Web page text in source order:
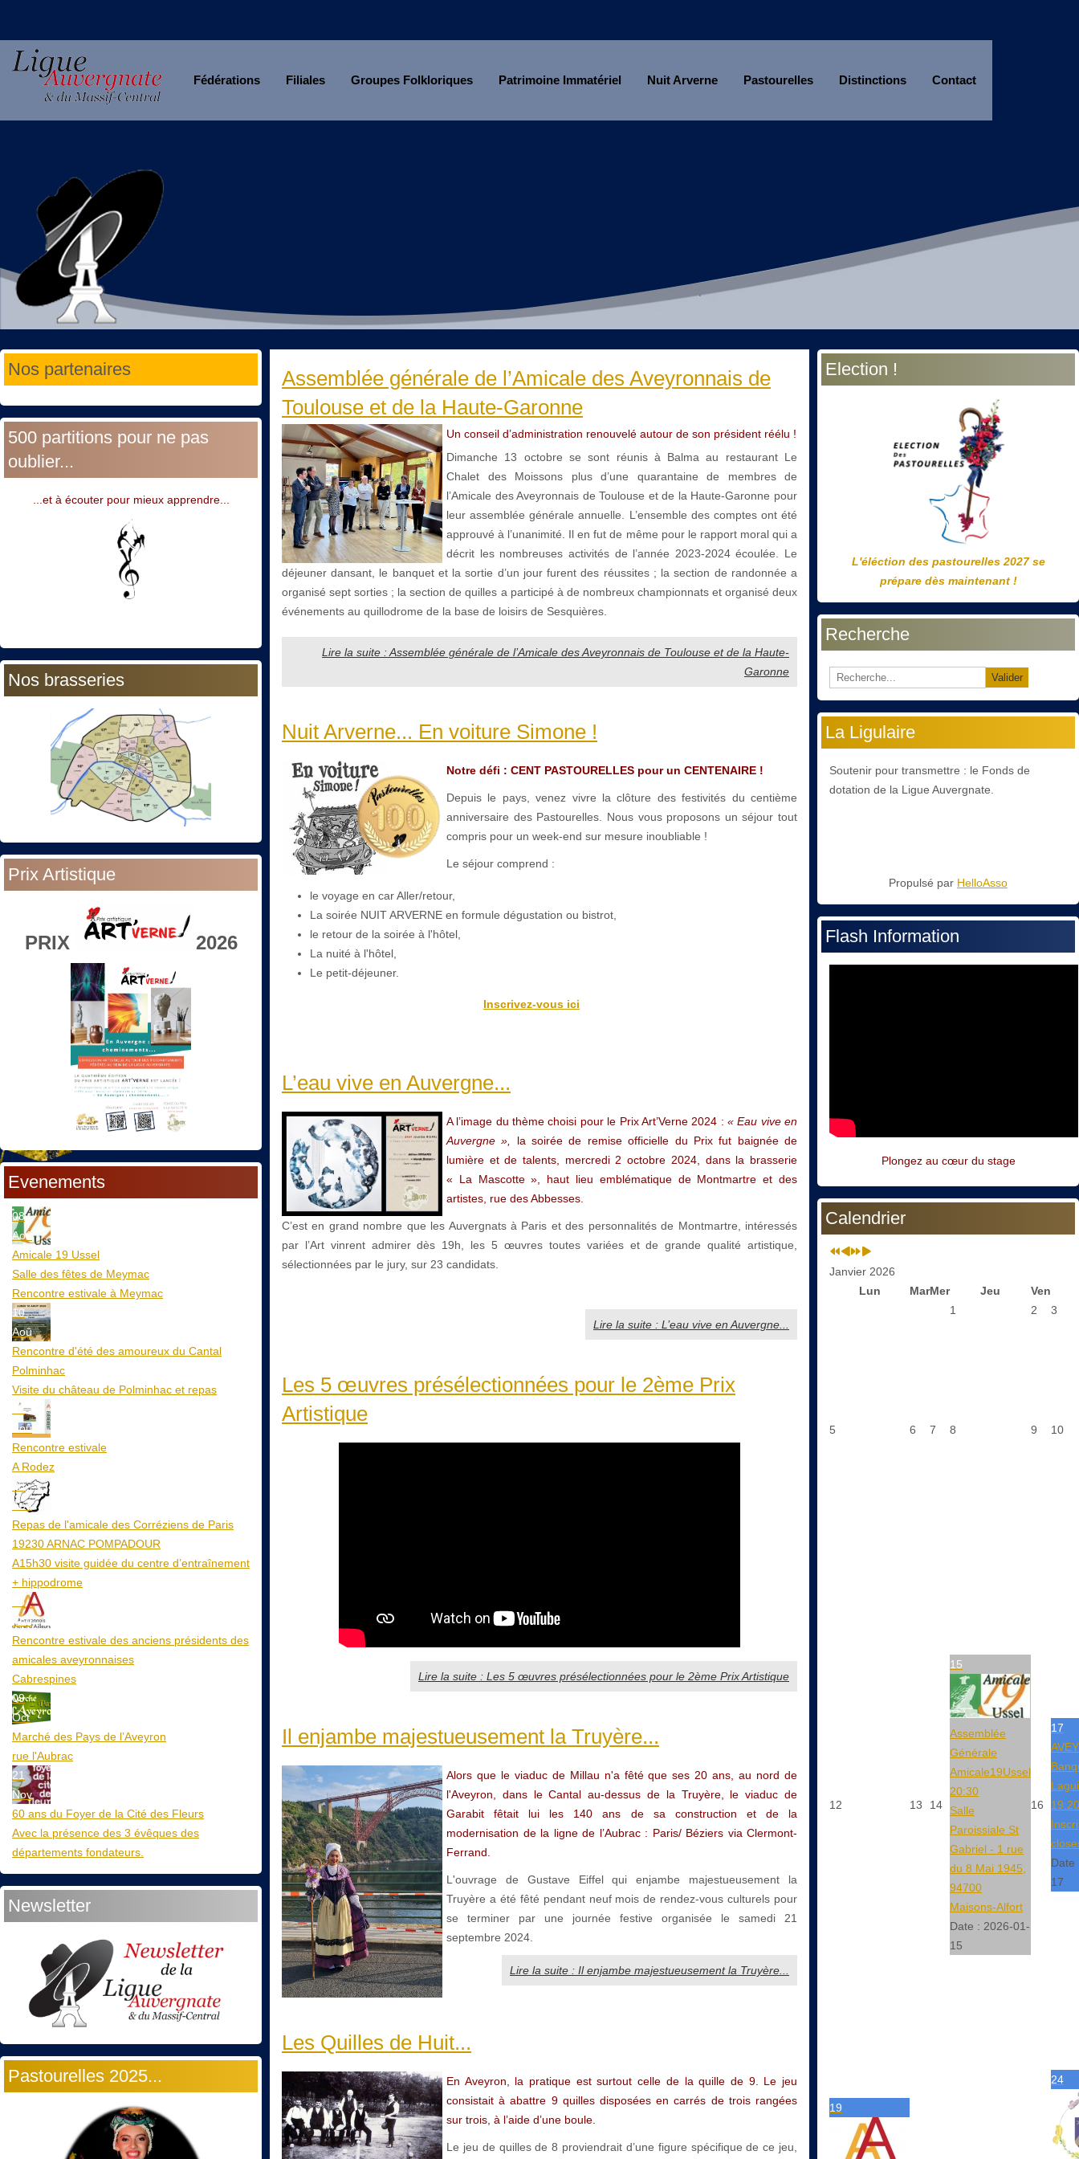
Fédérations Filiales Groupes Folkloriques Patrimoine Immatériel Nuit Arverne Pastourelles Distinctions Contact
Nos partenaires
500 partitions pour ne pas
oublier...
...et à écouter pour mieux apprendre...
Nos brasseries
Prix Artistique
PRIX 2026
Evenements
08
Aoû
Amicale 19 Ussel
Salle des fêtes de Meymac
Rencontre estivale à Meymac
10
Aoû
Rencontre d'été des amoureux du Cantal
Polminhac
Visite du château de Polminhac et repas
12
Aoû
Rencontre estivale
A Rodez
23
Aoû
Repas de l'amicale des Corréziens de Paris
19230 ARNAC POMPADOUR
A15h30 visite guidée du centre d’entraînement
+ hippodrome
25
Aoû
Rencontre estivale des anciens présidents des
amicales aveyronnaises
Cabrespines
09
Oct
Marché des Pays de l’Aveyron
rue l'Aubrac
21
Nov
60 ans du Foyer de la Cité des Fleurs
Avec la présence des 3 évêques des
départements fondateurs.
Newsletter
Pastourelles 2025...
Assemblée générale de l’Amicale des Aveyronnais de
Toulouse et de la Haute-Garonne
Un conseil d’administration renouvelé autour de son président réélu !
Dimanche 13 octobre se sont réunis à Balma au restaurant Le
Chalet des Moissons plus d’une quarantaine de membres de
l’Amicale des Aveyronnais de Toulouse et de la Haute-Garonne pour
leur assemblée générale annuelle. L’ensemble des comptes ont été
approuvé à l’unanimité. Il en fut de même pour le rapport moral qui a
décrit les nombreuses activités de l’année 2023-2024 écoulée. Le
déjeuner dansant, le banquet et la sortie d’un jour furent des réussites ; la section de randonnée a
organisé sept sorties ; la section de quilles a participé à de nombreux championnats et organisé deux
événements au quillodrome de la base de loisirs de Sesquières.
Lire la suite : Assemblée générale de l’Amicale des Aveyronnais de Toulouse et de la Haute-
Garonne
Nuit Arverne... En voiture Simone !
Notre défi : CENT PASTOURELLES pour un CENTENAIRE !
Depuis le pays, venez vivre la clôture des festivités du centième
anniversaire des Pastourelles. Nous vous proposons un séjour tout
compris pour un week-end sur mesure inoubliable !
Le séjour comprend :
le voyage en car Aller/retour,
La soirée NUIT ARVERNE en formule dégustation ou bistrot,
le retour de la soirée à l'hôtel,
La nuité à l'hôtel,
Le petit-déjeuner.
Inscrivez-vous ici
L’eau vive en Auvergne...
A l’image du thème choisi pour le Prix Art’Verne 2024 : « Eau vive en
Auvergne »,
la soirée de remise officielle du Prix fut baignée de
lumière et de talents, mercredi 2 octobre 2024, dans la brasserie
« La Mascotte », haut lieu emblématique de Montmartre et des
artistes, rue des Abbesses.
C’est en grand nombre que les Auvergnats à Paris et des personnalités de Montmartre, intéressés
par l’Art vinrent admirer dès 19h, les 5 œuvres toutes variées et de grande qualité artistique,
sélectionnées par le jury, sur 23 candidats.
Lire la suite : L’eau vive en Auvergne...
Les 5 œuvres présélectionnées pour le 2ème Prix
Artistique
Lire la suite : Les 5 œuvres présélectionnées pour le 2ème Prix Artistique
Il enjambe majestueusement la Truyère...
Alors que le viaduc de Millau n'a fêté que ses 20 ans, au nord de
l'Aveyron, dans le Cantal au-dessus de la Truyère, le viaduc de
Garabit fêtait lui les 140 ans de sa construction et de la
modernisation de la ligne de l’Aubrac : Paris/ Béziers via Clermont-
Ferrand.
L'ouvrage de Gustave Eiffel qui enjambe majestueusement la
Truyère a été fêté pendant neuf mois de rendez-vous culturels pour
se terminer par une journée festive organisée le samedi 21
septembre 2024.
Lire la suite : Il enjambe majestueusement la Truyère...
Les Quilles de Huit...
En Aveyron, la pratique est surtout celle de la quille de 9. Le jeu
consistait à abattre 9 quilles disposées en carrés de trois rangées
sur trois, à l’aide d’une boule.
Le jeu de quilles de 8 proviendrait d’une figure spécifique de ce jeu,
Election !
L'éléction des pastourelles 2027 se
prépare dès maintenant !
Recherche
Valider
La Ligulaire
Soutenir pour transmettre : le Fonds de
dotation de la Ligue Auvergnate.
Propulsé par HelloAsso
Flash Information
Plongez au cœur du stage
Calendrier
Année
précédente
Mois
précédent
Année
suivante
Mois
suivant
Janvier 2026
Lun
MarMer Jeu
Ven
1
2 3
5 6 7 8 9 10
12 13 14
15
Assemblée
Générale
Amicale19Ussel
20:30
Salle
Paroissiale St
Gabriel - 1 rue
du 8 Mai 1945,
94700
Maisons-Alfort
Date : 2026-01-
15
16
17
19:20
17
19
24